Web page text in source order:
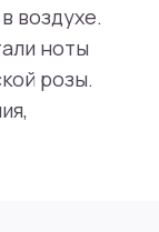
воздухе.
ноты
розы.